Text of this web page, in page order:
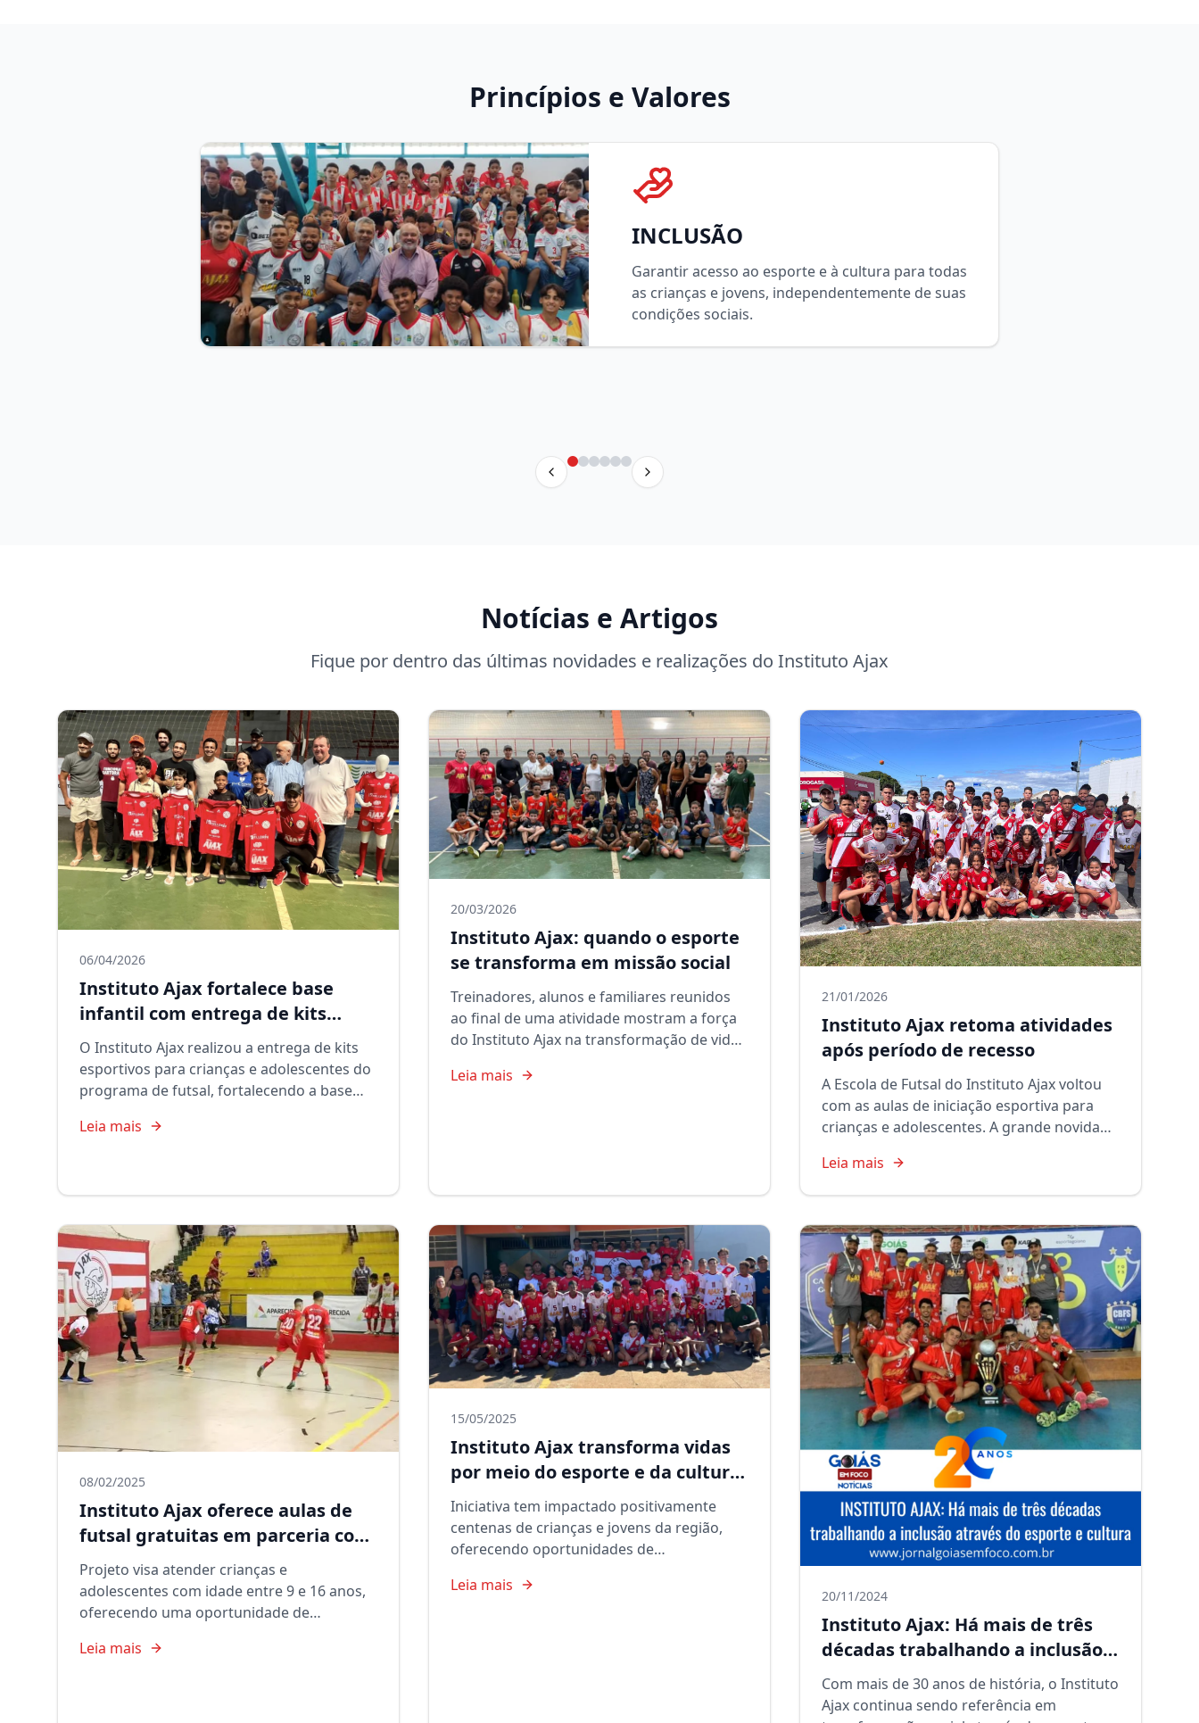
Princípios e Valores
INCLUSÃO
Garantir acesso ao esporte e à cultura para todas
as crianças e jovens, independentemente de suas
condições sociais.
Notícias e Artigos
Fique por dentro das últimas novidades e realizações do Instituto Ajax
06/04/2026
Instituto Ajax fortalece base
infantil com entrega de kits
esportivos
O Instituto Ajax realizou a entrega de kits
esportivos para crianças e adolescentes do
programa de futsal, fortalecendo a base
Leia mais
20/03/2026
Instituto Ajax: quando o esporte
se transforma em missão social
Treinadores, alunos e familiares reunidos
ao final de uma atividade mostram a força
do Instituto Ajax na transformação de vidas
Leia mais
21/01/2026
Instituto Ajax retoma atividades
após período de recesso
A Escola de Futsal do Instituto Ajax voltou
com as aulas de iniciação esportiva para
crianças e adolescentes. A grande novidade
Leia mais
08/02/2025
Instituto Ajax oferece aulas de
futsal gratuitas em parceria com
a Prefeitura de Aparecida
Projeto visa atender crianças e
adolescentes com idade entre 9 e 16 anos,
oferecendo uma oportunidade de
Leia mais
15/05/2025
Instituto Ajax transforma vidas
por meio do esporte e da cultura
em Aparecida de Goiânia
Iniciativa tem impactado positivamente
centenas de crianças e jovens da região,
oferecendo oportunidades de
esportivas e culturais.
Leia mais
20/11/2024
Instituto Ajax: Há mais de três
décadas trabalhando a inclusão
através do esporte e cultura
Com mais de 30 anos de história, o Instituto
Ajax continua sendo referência em